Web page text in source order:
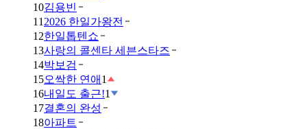
10김용빈
11 2026 한일가왕전
12한일톱텐쇼
13사랑의 콜센타 세븐스타즈
14박보검
15오싹한 연애 1
16내일도 출근!1
17결혼의 완성
18아파트